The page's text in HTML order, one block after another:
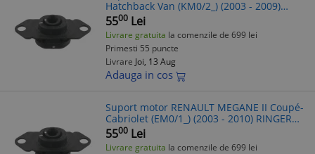
Hatchback Van (KM0/2_) (2003 - 2009)
RINGER 1120015170
5500 Lei
Livrare gratuita la comenzile de 699 lei
Primesti 55 puncte
Livrare Joi, 13 Aug
Adauga in cos
Suport motor RENAULT MEGANE II Coupé-
Cabriolet (EM0/1_) (2003 - 2010) RINGER
1120015170
5500 Lei
Livrare gratuita la comenzile de 699 lei